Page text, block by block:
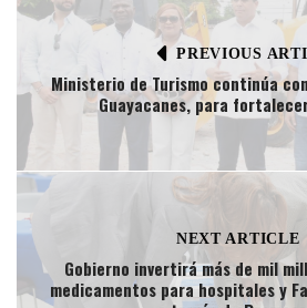
PREVIOUS
Ministerio de Turismo continúa
Guayacanes, para
NEXT ARTICLE
Gobierno invertirá más de mil
medicamentos para hospitales y